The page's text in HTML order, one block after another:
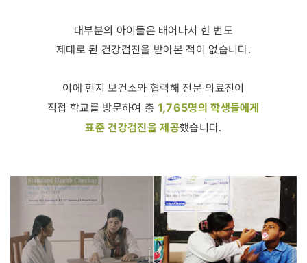
대부분의 아이들은 태어나서 한 번도
제대로 된 건강검진을 받아본 적이 없습니다.
이에 현지 보건소와 협력해 전문 의료진이
직접 학교를 방문하여 총 1,765명의 학생들에게
표준 건강검진을 제공했습니다.